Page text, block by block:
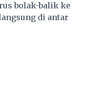
bolak-balik ke
di antar